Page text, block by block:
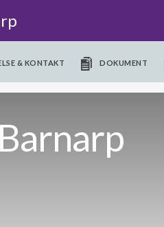
& KONTAKT DOKUMENT